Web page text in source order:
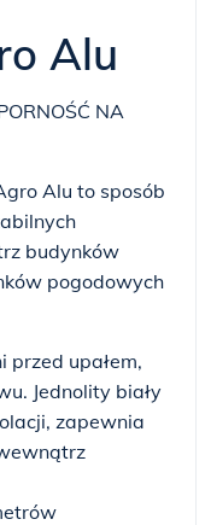
Alu
NA
Alu to sposób
budynków
pogodowych
przed upałem,
Jednolity biały
zapewnia